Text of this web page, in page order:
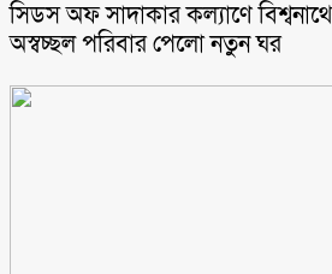
সিডস অফ সাদাকার কল্যাণে
অস্বচ্ছল পরিবার পেলো নতুন ঘর